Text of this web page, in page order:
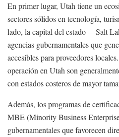
En primer lugar, Utah tiene un
sectores sólidos en tecnología,
lado, la capital del estado —Salt
agencias gubernamentales que
accesibles para proveedores
operación en Utah son
con estados costeros de mayor
Además, los programas de
MBE (Minority Business
gubernamentales que favorecen